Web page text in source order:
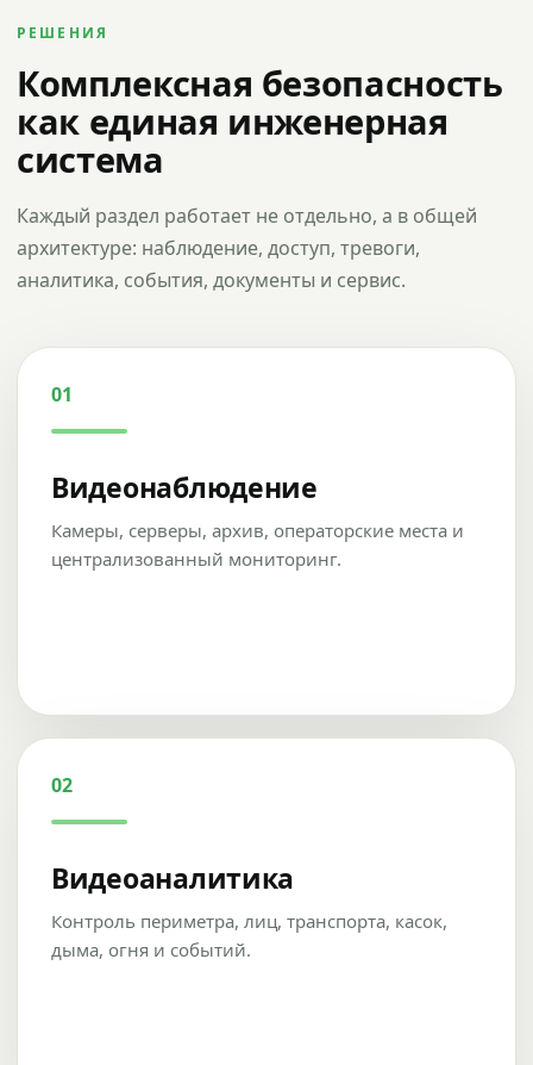
РЕШЕНИЯ
Комплексная безопасность
как единая инженерная
система
Каждый раздел работает не отдельно, а в общей
архитектуре: наблюдение, доступ, тревоги,
аналитика, события, документы и сервис.
01
Видеонаблюдение
Камеры, серверы, архив, операторские места и
централизованный мониторинг.
02
Видеоаналитика
Контроль периметра, лиц, транспорта, касок,
дыма, огня и событий.